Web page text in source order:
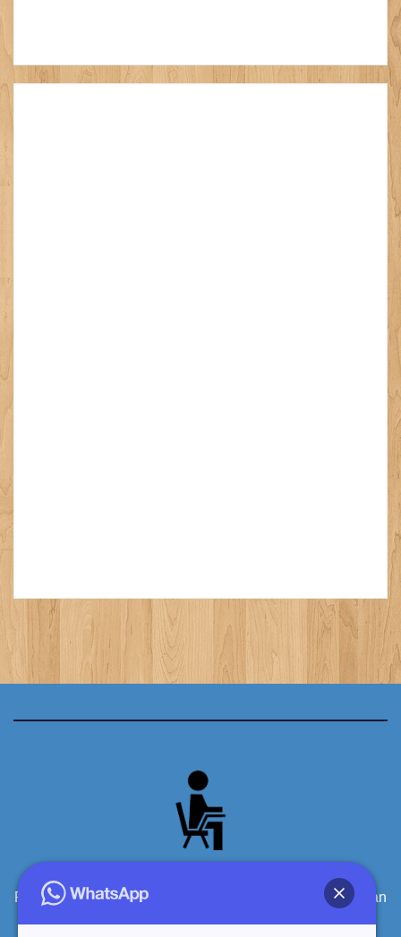
Produsen Meja Kursi Siswa Sekolah Kayu Berkualitas dan
terpercaya